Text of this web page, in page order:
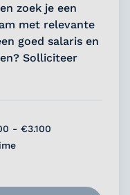
zoek je een
met relevante
goed salaris en
Solliciteer
- €3.100